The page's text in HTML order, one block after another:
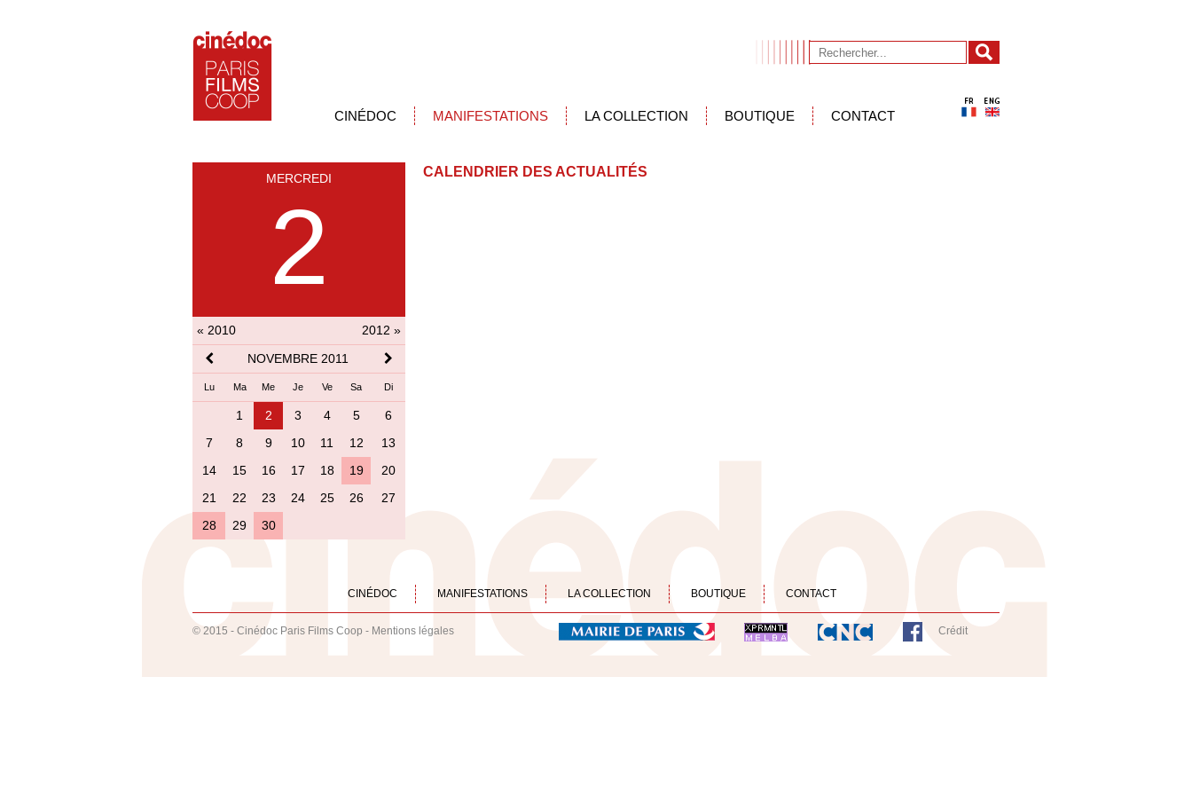
CINÉDOC MANIFESTATIONS LA COLLECTION BOUTIQUE CONTACT
MERCREDI
2
« 2010
2012 »
NOVEMBRE 2011
Lu Ma Me Je Ve Sa Di
1 2 3 4 5
6
7
8 9 10 11 12
13
14
15 16 17 18 19
20
21
22 23 24 25 26
27
28
29 30
CALENDRIER DES ACTUALITÉS
CINÉDOC MANIFESTATIONS LA COLLECTION BOUTIQUE CONTACT
© 2015 - Cinédoc Paris Films Coop - Mentions légales Crédit